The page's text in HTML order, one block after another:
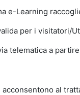
e-Learning
per i visitatori/
telematica a
al